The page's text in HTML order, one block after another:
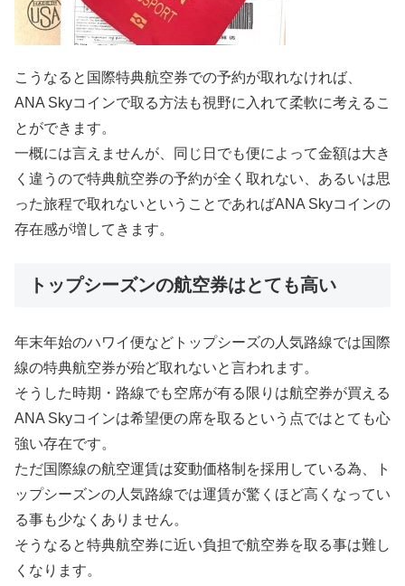
こうなると国際特典航空券での予約が取れなければ、
ANA Skyコインで取る方法も視野に入れて柔軟に考えるこ
とができます。
一概には言えませんが、同じ日でも便によって金額は大き
く違うので特典航空券の予約が全く取れない、あるいは思
った旅程で取れないということであればANA Skyコインの
存在感が増してきます。
トップシーズンの航空券はとても高い
年末年始のハワイ便などトップシーズの人気路線では国際
線の特典航空券が殆ど取れないと言われます。
そうした時期・路線でも空席が有る限りは航空券が買える
ANA Skyコインは希望便の席を取るという点ではとても心
強い存在です。
ただ国際線の航空運賃は変動価格制を採用している為、ト
ップシーズンの人気路線では運賃が驚くほど高くなってい
る事も少なくありません。
そうなると特典航空券に近い負担で航空券を取る事は難し
くなります。